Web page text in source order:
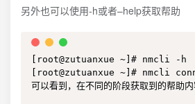
另外也可以使用-h或者–help获取帮助
[root@zutuanxue ~]# nmcli -h
[root@zutuanxue ~]# nmcli
可以看到，在不同的阶段获取到的帮助